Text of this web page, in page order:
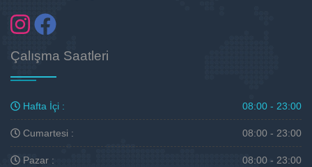
Çalışma Saatleri
Hafta İçi : 08:00 - 23:00
Cumartesi : 08:00 - 23:00
Pazar : 08:00 - 23:00